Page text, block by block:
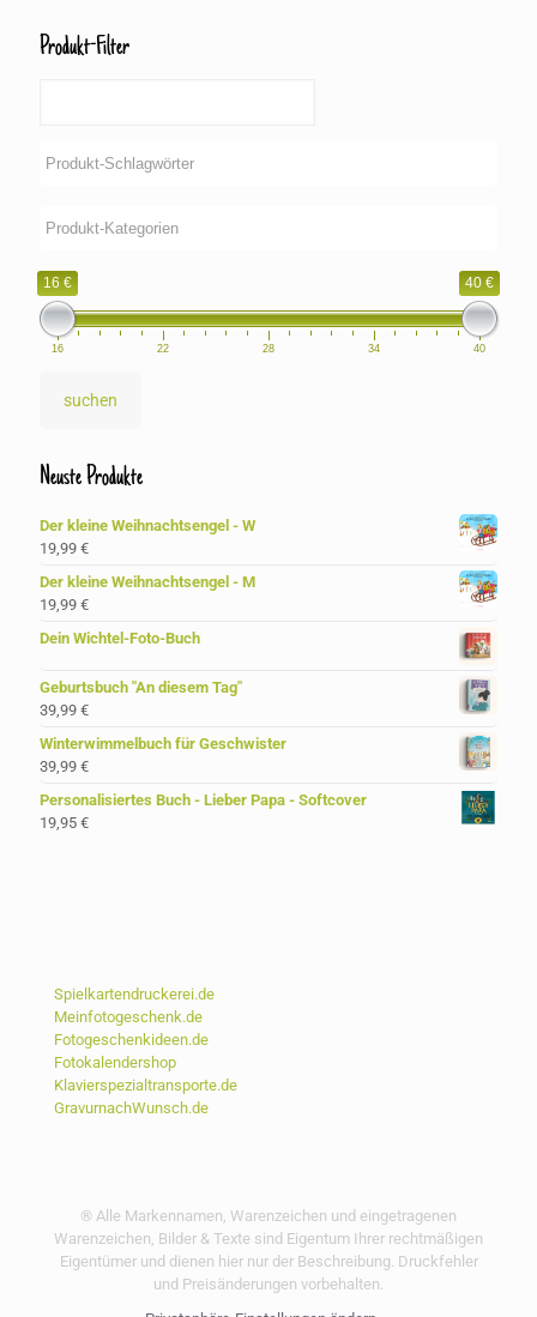
Produkt-Filter
16 € 40 €
16 22 28 34 40
suchen
Neuste Produkte
Der kleine Weihnachtsengel - W
19,99 €
Der kleine Weihnachtsengel - M
19,99 €
Dein Wichtel-Foto-Buch
Geburtsbuch "An diesem Tag"
39,99 €
Winterwimmelbuch für Geschwister
39,99 €
Personalisiertes Buch - Lieber Papa - Softcover
19,95 €
Spielkartendruckerei.de
Meinfotogeschenk.de
Fotogeschenkideen.de
Fotokalendershop
Klavierspezialtransporte.de
GravurnachWunsch.de
® Alle Markennamen, Warenzeichen und eingetragenen
Warenzeichen, Bilder & Texte sind Eigentum Ihrer rechtmäßigen
Eigentümer und dienen hier nur der Beschreibung. Druckfehler
und Preisänderungen vorbehalten.